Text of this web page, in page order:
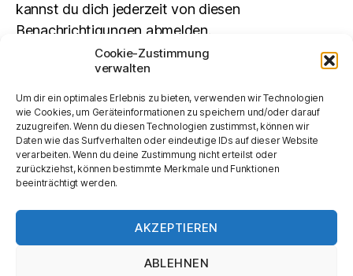
Cookie-Zustimmung
verwalten
Um dir ein optimales Erlebnis zu bieten, verwenden wir Technologien
wie Cookies, um Geräteinformationen zu speichern und/oder darauf
zuzugreifen. Wenn du diesen Technologien zustimmst, können wir
Daten wie das Surfverhalten oder eindeutige IDs auf dieser Website
verarbeiten. Wenn du deine Zustimmung nicht erteilst oder
zurückziehst, können bestimmte Merkmale und Funktionen
beeinträchtigt werden.
AKZEPTIEREN
ABLEHNEN
kannst du dich jederzeit von diesen
Benachrichtigungen abmelden.
SUCHEN